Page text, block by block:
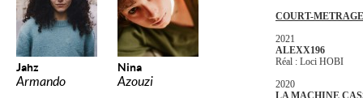
Jahz
Armando
Nina
Azouzi
COURT-METRAGE
2021
ALEXX196
Réal : Loci HOBI
2020
LA MACHINE